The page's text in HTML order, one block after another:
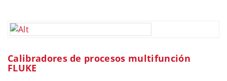
Calibradores de procesos multifunción
FLUKE